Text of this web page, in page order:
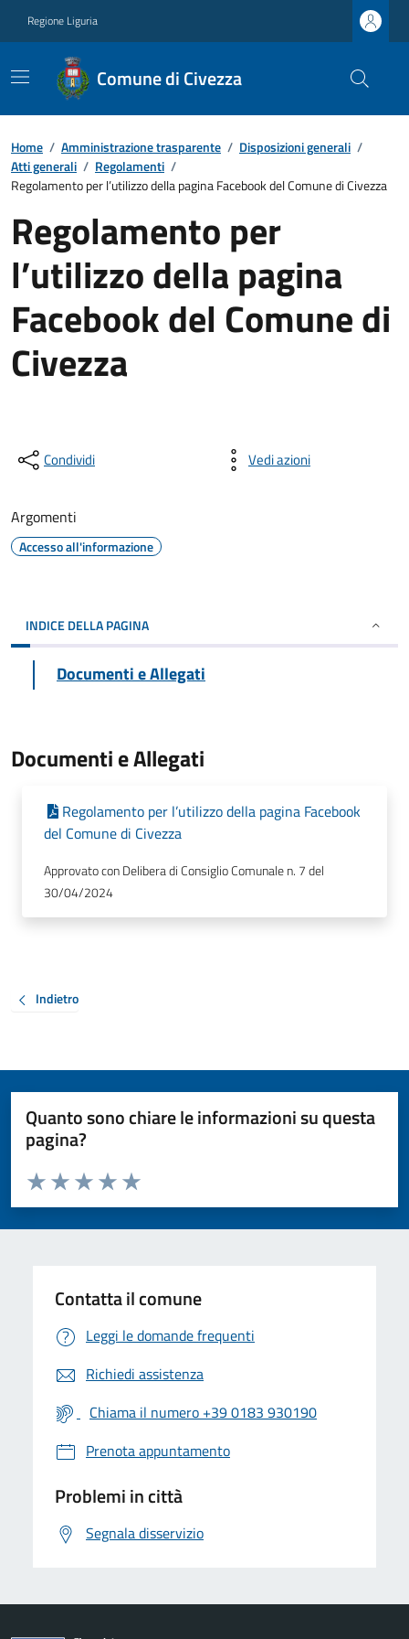
Regione Liguria
Comune di Civezza
Home / Amministrazione trasparente / Disposizioni generali /
Atti generali / Regolamenti /
Regolamento per l’utilizzo della pagina Facebook del Comune di Civezza
Regolamento per
l’utilizzo della pagina
Facebook del Comune di
Civezza
Condividi Vedi azioni
Argomenti
Accesso all'informazione
INDICE DELLA PAGINA
Documenti e Allegati
Documenti e Allegati
Regolamento per l’utilizzo della pagina Facebook
del Comune di Civezza
Approvato con Delibera di Consiglio Comunale n. 7 del
30/04/2024
Indietro
Quanto sono chiare le informazioni su questa
pagina?
Valuta da 1 a 5 stelle la pagina
Valuta 5 stelle su 5
Valuta 4 stelle su 5
Valuta 3 stelle su 5
Valuta 2 stelle su 5
Valuta 1 stelle su 5
Contatta il comune
Leggi le domande frequenti
Richiedi assistenza
Chiama il numero +39 0183 930190
Prenota appuntamento
Problemi in città
Segnala disservizio